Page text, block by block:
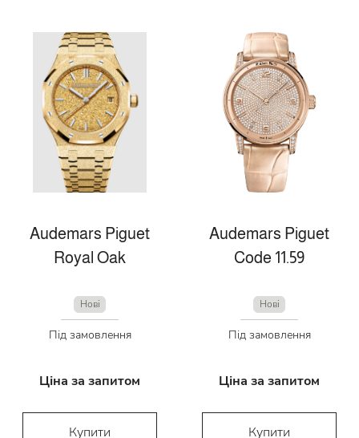
Audemars Piguet
Royal Oak
Нові
Під замовлення
Ціна за запитом
Купити
Audemars Piguet
Code 11.59
Нові
Під замовлення
Ціна за запитом
Купити